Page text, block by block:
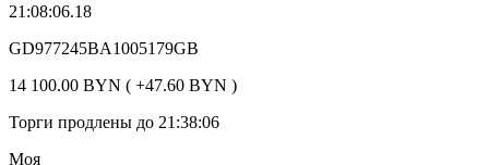
21:08:06.18
GD977245BA1005179GB
14 100.00 BYN ( +47.60 BYN )
Торги продлены до 21:38:06
Моя